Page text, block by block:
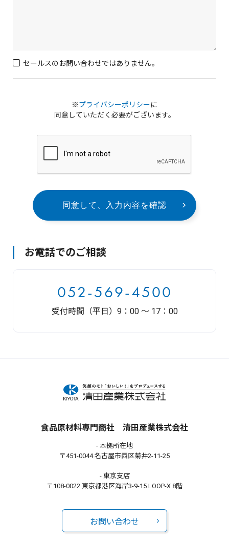
セールスのお問い合わせではありません。
※プライバシーポリシーに
同意していただく必要がございます。
同意して、入力内容を確認
お電話でのご相談
052-569-4500
受付時間（平日）9：00 〜 17：00
食品原材料専門商社 清田産業株式会社
- 本拠所在地
〒451-0044 名古屋市西区菊井2-11-25
- 東京支店
〒108-0022 東京都港区海岸3-9-15 LOOP-X 8階
お問い合わせ